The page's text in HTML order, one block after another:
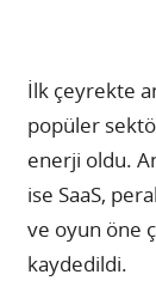
İlk çeyrekte
popüler
enerji oldu.
ise SaaS,
ve oyun öne
kaydedildi.